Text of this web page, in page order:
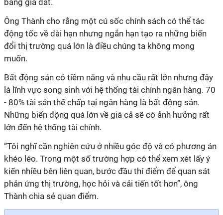
bảng giá đất.
Ông Thành cho rằng một cú sốc chính sách có thể tác
động tốc về dài hạn nhưng ngắn hạn tạo ra những biến
đổi thị trường quá lớn là điều chúng ta không mong
muốn.
Bất động sản có tiềm năng và nhu cầu rất lớn nhưng đây
là lĩnh vực song sinh với hệ thống tài chính ngân hàng. 70
- 80% tài sản thế chấp tại ngân hàng là bất động sản.
Những biến động quá lớn về giá cả sẽ có ảnh hưởng rất
lớn đến hệ thống tài chính.
“Tôi nghĩ cần nghiên cứu ở nhiều góc độ và có phương án
khéo léo. Trong một số trường hợp có thể xem xét lấy ý
kiến nhiều bên liên quan, bước đầu thí điểm để quan sát
phản ứng thị trường, học hỏi và cải tiến tốt hơn”, ông
Thành chia sẻ quan điểm.